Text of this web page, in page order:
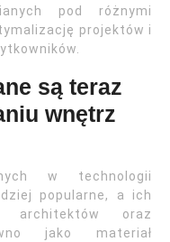
pod różnymi
projektów i
są teraz
wnętrz
w technologii
popularne, a ich
architektów oraz
jako materiał